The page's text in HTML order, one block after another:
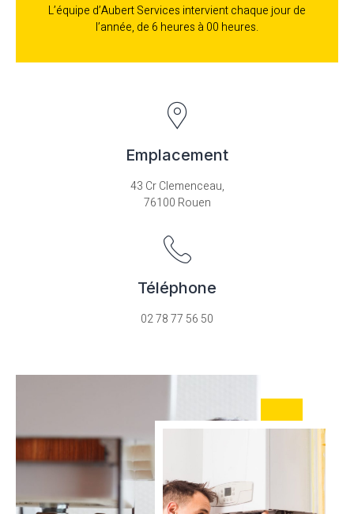
Emplacement
43 Cr Clemenceau,
76100 Rouen
Téléphone
02 78 77 56 50
L’équipe d’Aubert Services intervient chaque jour de
l’année, de 6 heures à 00 heures.